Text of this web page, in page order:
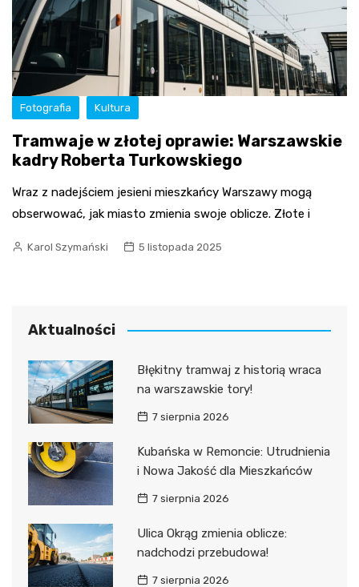
Fotografia Kultura
Tramwaje w złotej oprawie: Warszawskie
kadry Roberta Turkowskiego
Wraz z nadejściem jesieni mieszkańcy Warszawy mogą
obserwować, jak miasto zmienia swoje oblicze. Złote i
Karol Szymański 5 listopada 2025
Aktualności
Błękitny tramwaj z historią wraca
na warszawskie tory!
7 sierpnia 2026
Kubańska w Remoncie: Utrudnienia
i Nowa Jakość dla Mieszkańców
7 sierpnia 2026
Ulica Okrąg zmienia oblicze:
nadchodzi przebudowa!
7 sierpnia 2026